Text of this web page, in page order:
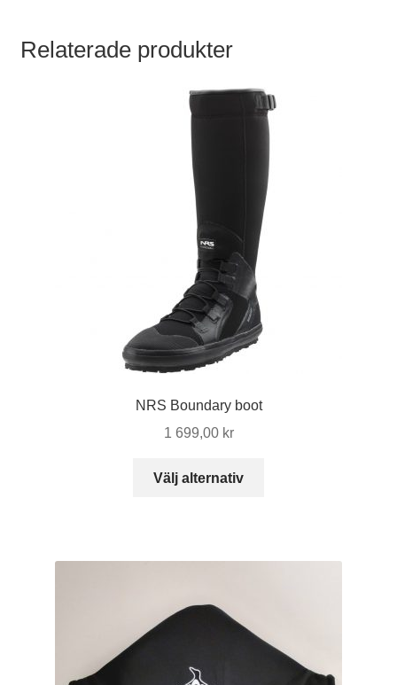
Relaterade produkter
NRS Boundary boot
1 699,00 kr
Välj alternativ
alternativen